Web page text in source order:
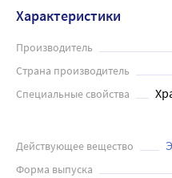
Характеристики
Производитель
Страна производитель
Специальные свойства
Действующее вещество
Форма выпуска